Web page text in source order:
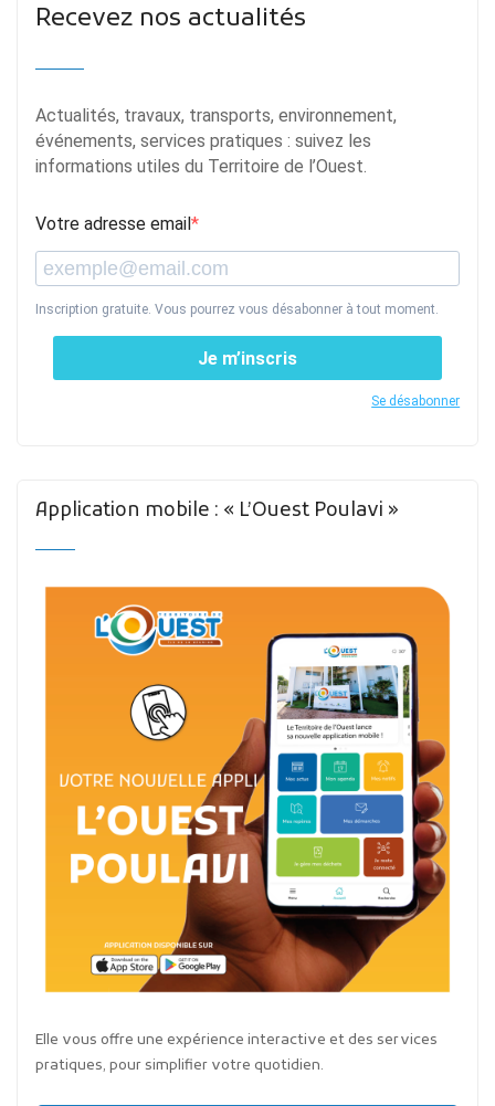
Recevez nos actualités
Actualités, travaux, transports, environnement,
événements, services pratiques : suivez les
informations utiles du Territoire de l’Ouest.
Votre adresse email
Inscription gratuite. Vous pourrez vous désabonner à tout moment.
Je m’inscris
Se désabonner
Application mobile : « L’Ouest Poulavi »
Elle vous offre une expérience interactive et des services
pratiques, pour simplifier votre quotidien.